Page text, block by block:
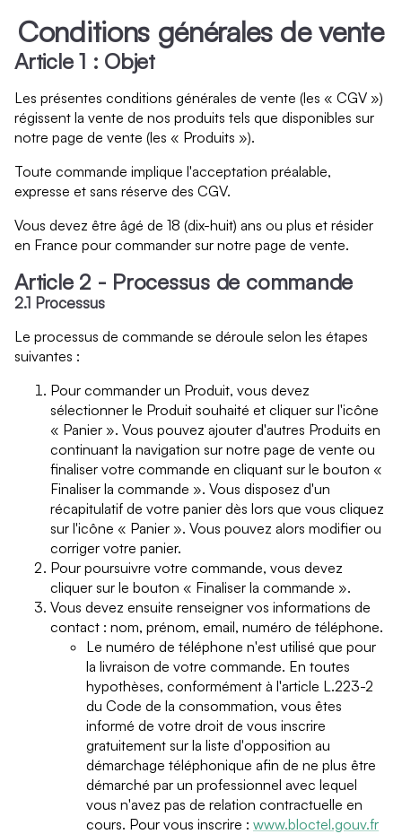
Conditions générales de vente
Article 1 : Objet
Les présentes conditions générales de vente (les « CGV »)
régissent la vente de nos produits tels que disponibles sur
notre page de vente (les « Produits »).
Toute commande implique l'acceptation préalable,
expresse et sans réserve des CGV.
Vous devez être âgé de 18 (dix-huit) ans ou plus et résider
en France pour commander sur notre page de vente.
Article 2 - Processus de commande
2.1 Processus
Le processus de commande se déroule selon les étapes
suivantes :
Pour commander un Produit, vous devez
sélectionner le Produit souhaité et cliquer sur l'icône
« Panier ». Vous pouvez ajouter d'autres Produits en
continuant la navigation sur notre page de vente ou
finaliser votre commande en cliquant sur le bouton «
Finaliser la commande ». Vous disposez d'un
récapitulatif de votre panier dès lors que vous cliquez
sur l'icône « Panier ». Vous pouvez alors modifier ou
corriger votre panier.
Pour poursuivre votre commande, vous devez
cliquer sur le bouton « Finaliser la commande ».
Vous devez ensuite renseigner vos informations de
contact : nom, prénom, email, numéro de téléphone.
Le numéro de téléphone n'est utilisé que pour
la livraison de votre commande. En toutes
hypothèses, conformément à l'article L.223-2
du Code de la consommation, vous êtes
informé de votre droit de vous inscrire
gratuitement sur la liste d'opposition au
démarchage téléphonique afin de ne plus être
démarché par un professionnel avec lequel
vous n'avez pas de relation contractuelle en
cours. Pour vous inscrire : www.bloctel.gouv.fr